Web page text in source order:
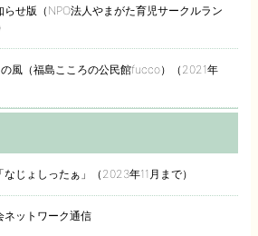
らせ版（NPO法人やまがた育児サークルラン
風（福島こころの公民館fucco）（2021年
じょしったぁ」（2023年11月まで）
ネットワーク通信